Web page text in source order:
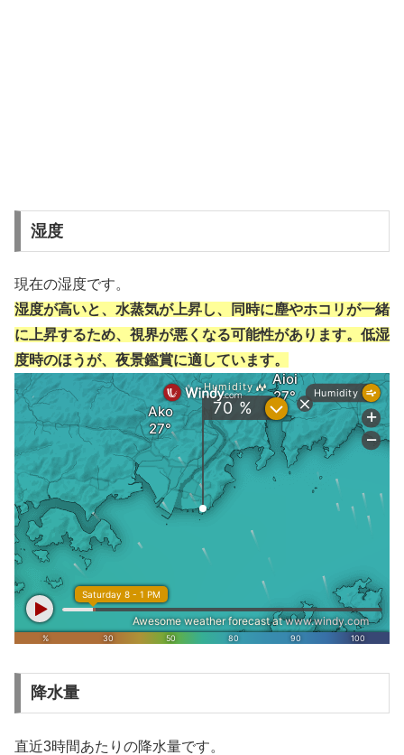
湿度
現在の湿度です。
湿度が高いと、水蒸気が上昇し、同時に塵やホコリが一緒
に上昇するため、視界が悪くなる可能性があります。低湿
度時のほうが、夜景鑑賞に適しています。
降水量
直近3時間あたりの降水量です。